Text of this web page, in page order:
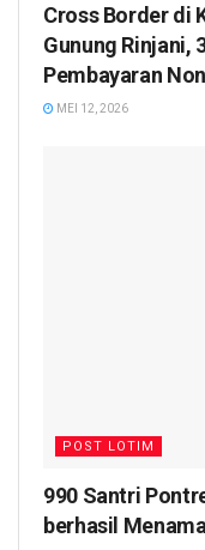
Cross Border di
Gunung Rinjani,
Pembayaran
MEI 12, 2026
POST LOTIM
990 Santri
berhasil